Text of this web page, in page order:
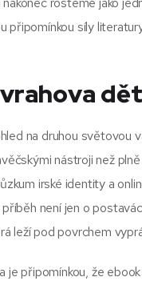
síly
vrahova
na druhou světovou
nástroji než
irské identity a
není jen o
leží pod povrchem
je připomínkou, že